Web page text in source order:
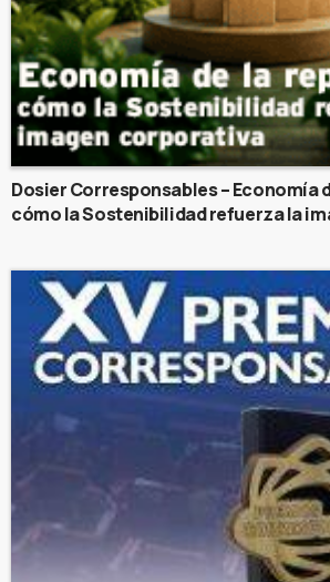
Dosier Corresponsables – Economía
cómo la Sostenibilidad refuerza la